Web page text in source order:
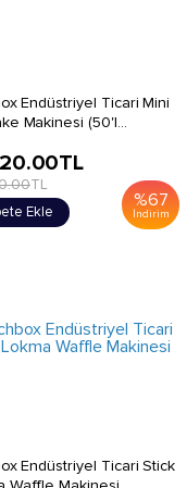
Endüstriyel Ticari Mini
Makinesi (50'l...
%67
İndirim
TL
TL
Ekle
Endüstriyel Ticari Stick